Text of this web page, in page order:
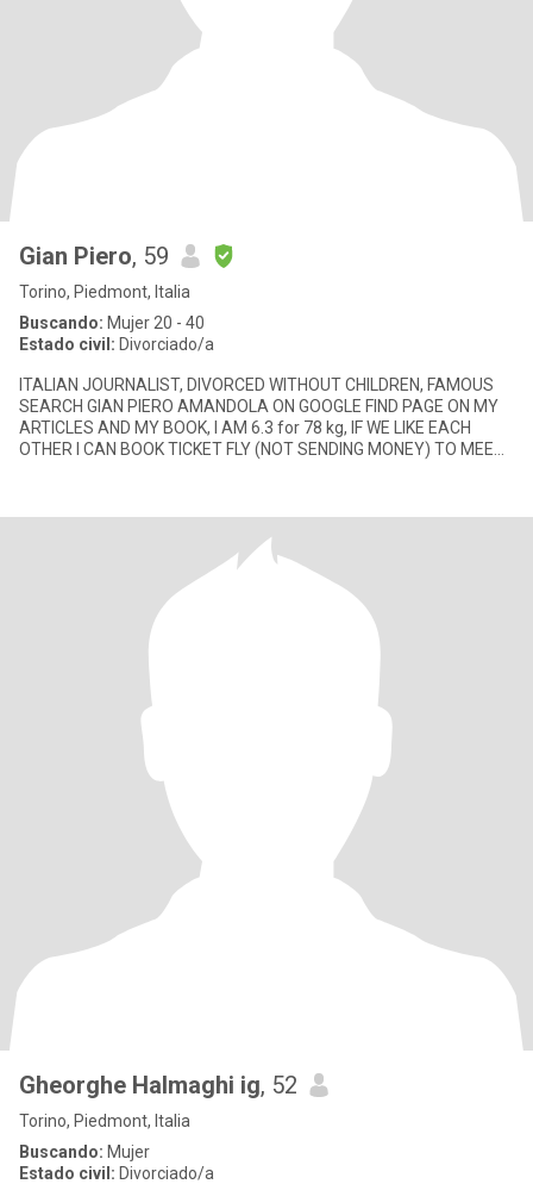
Gian Piero, 59
Torino, Piedmont, Italia
Buscando: Mujer 20 - 40
Estado civil: Divorciado/a
ITALIAN JOURNALIST, DIVORCED WITHOUT CHILDREN, FAMOUS
SEARCH GIAN PIERO AMANDOLA ON GOOGLE FIND PAGE ON MY
ARTICLES AND MY BOOK, I AM 6.3 for 78 kg, IF WE LIKE EACH
OTHER I CAN BOOK TICKET FLY (NOT SENDING MONEY) TO MEET
Gheorghe Halmaghi ig, 52
Torino, Piedmont, Italia
Buscando: Mujer
Estado civil: Divorciado/a